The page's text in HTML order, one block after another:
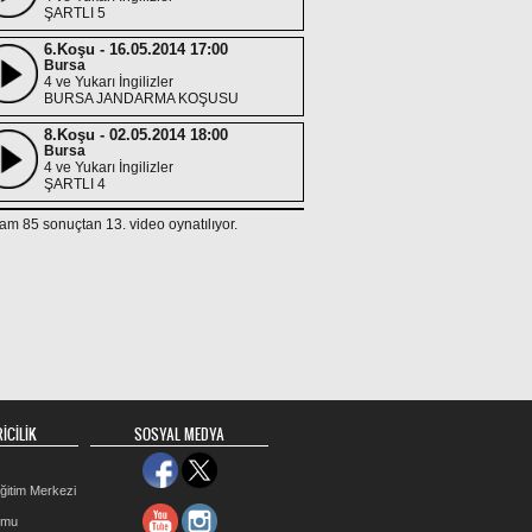
ŞARTLI 5
6.Koşu - 16.05.2014 17:00
Bursa
4 ve Yukarı İngilizler
BURSA JANDARMA KOŞUSU
8.Koşu - 02.05.2014 18:00
Bursa
4 ve Yukarı İngilizler
ŞARTLI 4
3.Koşu - 26.04.2014 19:00
4 ve Yukarı İngilizler
2.Koşu - 23.03.2014 15:00
İzmir
4 ve Yukarı İngilizler
85 sonuçtan 13. video oynatılıyor.
Merkezi
SOSYAL MEDYA